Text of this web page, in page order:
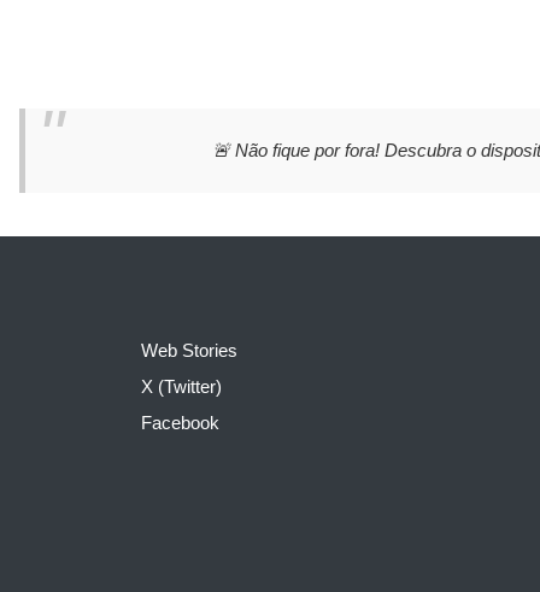
🚨 Não fique por fora! Descubra o
Web Stories
X (Twitter)
Facebook